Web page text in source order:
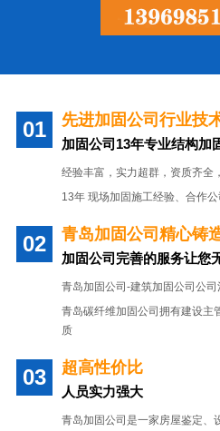
先进加固公司行业技
加固公司13年专业结构加
经验丰富，实力超群，资质齐全
13年 现场加固施工经验、合作
青岛加固公司精心铸
加固公司完善的服务让您
青岛加固公司-建筑加固公司公
青岛碳纤维加固公司拥有建设主
质
超高性价比
人员实力强大
青岛加固公司是一家房屋鉴定、